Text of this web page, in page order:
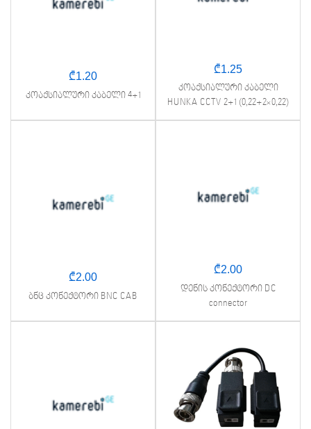
₾1.20
კოაქსიალური კაბელი 4+1
₾1.25
კოაქსიალური კაბელი
HUNKA CCTV 2+1 (0,22+2×0,22)
₾2.00
ბნც კონექტორი BNC CAB
₾2.00
დენის კონექტორი DC
connector